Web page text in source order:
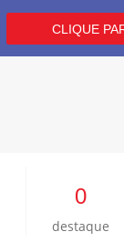
CLIQUE
0
destaque